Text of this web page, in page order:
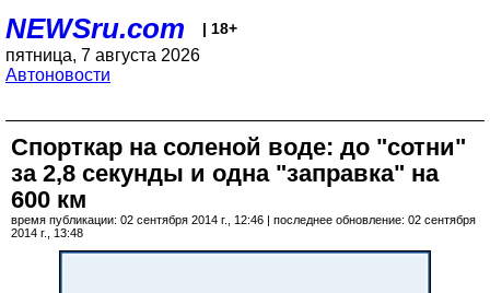
NEWSru.com | 18+
пятница, 7 августа 2026
Автоновости
Спорткар на соленой воде: до "сотни"
за 2,8 секунды и одна "заправка" на
600 км
время публикации: 02 сентября 2014 г., 12:46 | последнее обновление: 02 сентября
2014 г., 13:48